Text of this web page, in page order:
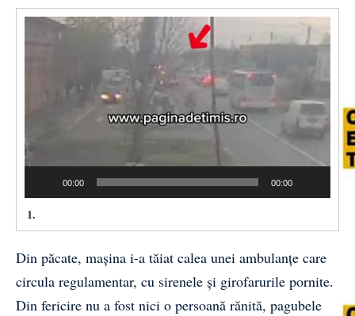
Video
00:00 00:00
1.
Din păcate, mașina i-a tăiat calea unei ambulanțe care
circula regulamentar, cu sirenele și girofarurile pornite.
Din fericire nu a fost nici o persoană rănită, pagubele